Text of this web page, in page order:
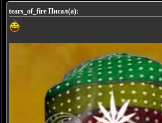
tears_of_fire Писал(а):